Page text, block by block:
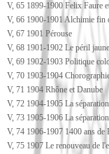
V, 65 1899-1900 Felix Faure
V, 66 1900-1901 Alchimie fin
V, 67 1901 Pérouse
V, 68 1901-1902 Le péril jaune
V, 69 1902-1903 Politique
V, 70 1903-1904
V, 71 1904 Rhône et Danube
V, 72 1904-1905 La
V, 73 1905-1906 La
V, 74 1906-1907 1400 ans de
V, 75 1907 Le renouveau de